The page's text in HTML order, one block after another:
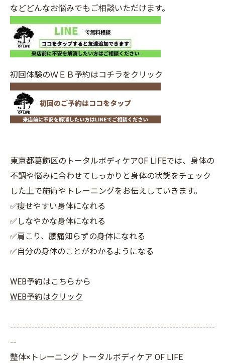
などどんなお悩みでもご相談いただけます。
初回体験のＷＥＢ予約はコチラをクリック
東京都葛飾区のトータルボディケアOF LIFEでは、身体の
不調や悩みに合わせてしっかりと身体の状態をチェック
した上で施術やトレーニングをお伝えしていきます。
✅痩せやすい身体になれる
✅しなやかな身体になれる
✅肩こり、腰痛知らずの身体になれる
✅自分の身体のことがわかるようになる
WEB予約はこちらから
WEB予約はクリック
--------------------------------------------------------------------
--
整体×トレーニング トータルボディケア OF LIFE